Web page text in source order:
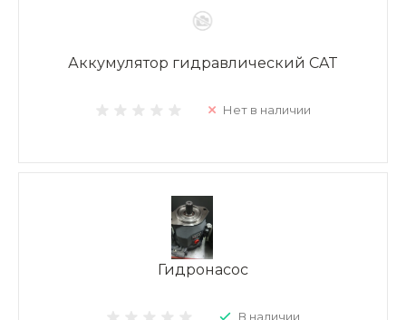
Аккумулятор гидравлический CAT
Нет в наличии
Гидронасос
В наличии